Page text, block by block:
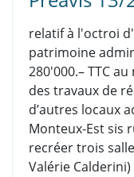
relatif à l'octroi
patrimoine
280'000.– TTC
des travaux de
d’autres locaux
Monteux-Est sis
recréer trois
Valérie Calderini)